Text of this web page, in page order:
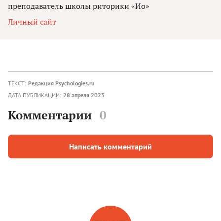
преподаватель школы риторики «Ио»
Личный сайт
ТЕКСТ: Редакция Psychologies.ru
ДАТА ПУБЛИКАЦИИ: 28 апреля 2023
Комментарии 0
Написать комментарий